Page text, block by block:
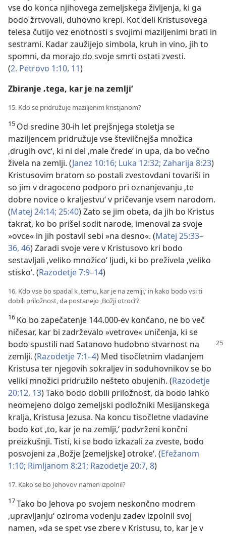
vse do konca njihovega zemeljskega življenja, ki ga
bodo žrtvovali, duhovno krepi. Kot deli Kristusovega
telesa čutijo vez enotnosti s svojimi maziljenimi brati in
sestrami. Kadar zaužijejo simbola, kruh in vino, jih to
spomni, da morajo do svoje smrti ostati zvesti.
(2. Petrovo 1:10, 11)
Zbiranje ‚tega, kar je na zemlji‘
15. Kdo se pridružuje maziljenim kristjanom?
15 Od sredine 30-ih let prejšnjega stoletja se
maziljencem pridružuje vse številčnejša množica
‚drugih ovc‘, ki ni del ‚male črede‘ in upa, da bo večno
živela na zemlji. (Janez 10:16; Luka 12:32; Zaharija 8:23)
Kristusovim bratom so postali zvestovdani tovariši in
so jim v dragoceno podporo pri oznanjevanju ‚te
dobre novice o kraljestvu‘ v pričevanje vsem narodom.
(Matej 24:14; 25:40) Zato se jim obeta, da jih bo Kristus
takrat, ko bo prišel sodit narode, imenoval za svoje
»ovce« in jih postavil sebi »na desno«. (Matej 25:33–
36, 46) Zaradi svoje vere v Kristusovo kri bodo
sestavljali ‚veliko množico‘ ljudi, ki bo preživela ‚veliko
stisko‘. (Razodetje 7:9–14)
16. Kdo vse bo spadal k ‚temu, kar je na zemlji,‘ in kako bodo vsi ti
dobili priložnost, da postanejo ‚Božji otroci‘?
16 Ko bo zapečatenje 144.000-ev končano, ne bo več
ničesar, kar bi zadrževalo »vetrove« uničenja, ki se
bodo spustili nad Satanovo hudobno stvarnost na
zemlji. (Razodetje 7:1–4) Med tisočletnim vladanjem
Kristusa ter njegovih sokraljev in soduhovnikov se bo
veliki množici pridružilo nešteto obujenih. (Razodetje
20:12, 13) Tako bodo dobili priložnost, da bodo lahko
neomejeno dolgo zemeljski podložniki Mesijanskega
kralja, Kristusa Jezusa. Na koncu tisočletne vladavine
bodo kot ‚to, kar je na zemlji,‘ podvrženi končni
preizkušnji. Tisti, ki se bodo izkazali za zveste, bodo
posvojeni za ‚Božje [zemeljske] otroke‘. (Efežanom
1:10; Rimljanom 8:21; Razodetje 20:7, 8)
17. Kako se bo Jehovov namen izpolnil?
17Tako bo Jehova po svojem neskončno modrem
‚upravljanju‘ oziroma vodenju zadev izpolnil svoj
namen, »da se spet vse zbere v Kristusu, to, kar je v